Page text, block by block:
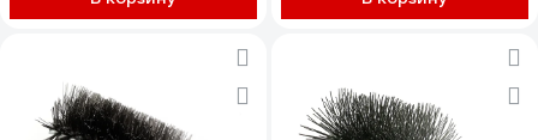
котлов, чистка
дымоходов, труб EB-T815212
котлов, чистка
дымоходов, труб EB-T53ST